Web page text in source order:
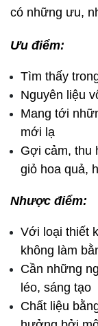
có những ưu,
Ưu điểm:
Tìm thấy
Nguyên liệu
Mang tới
mới lạ
Gợi cảm, thu
giỏ hoa quả,
Nhược điểm:
Với loại thiết
không làm
Cần những
léo, sáng tạo
Chất liệu